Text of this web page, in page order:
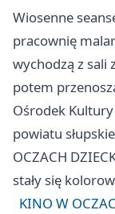
Wiosenne
pracownię
wychodzą z sali
potem
Ośrodek
powiatu
OCZACH
stały się
KINO W